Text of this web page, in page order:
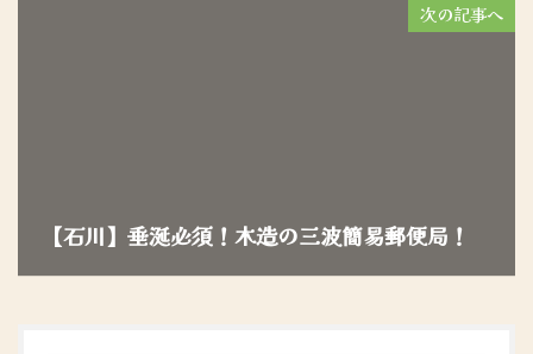
次の記事へ
【石川】垂涎必須！木造の三波簡易郵便局！